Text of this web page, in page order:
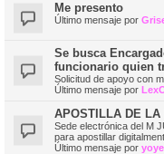
Me presento
Último mensaje por
Se busca
funcionario quien
Solicitud de apoyo con
Último mensaje por
APOSTILLA DE LA
Sede electrónica del M
para apostillar
Último mensaje por